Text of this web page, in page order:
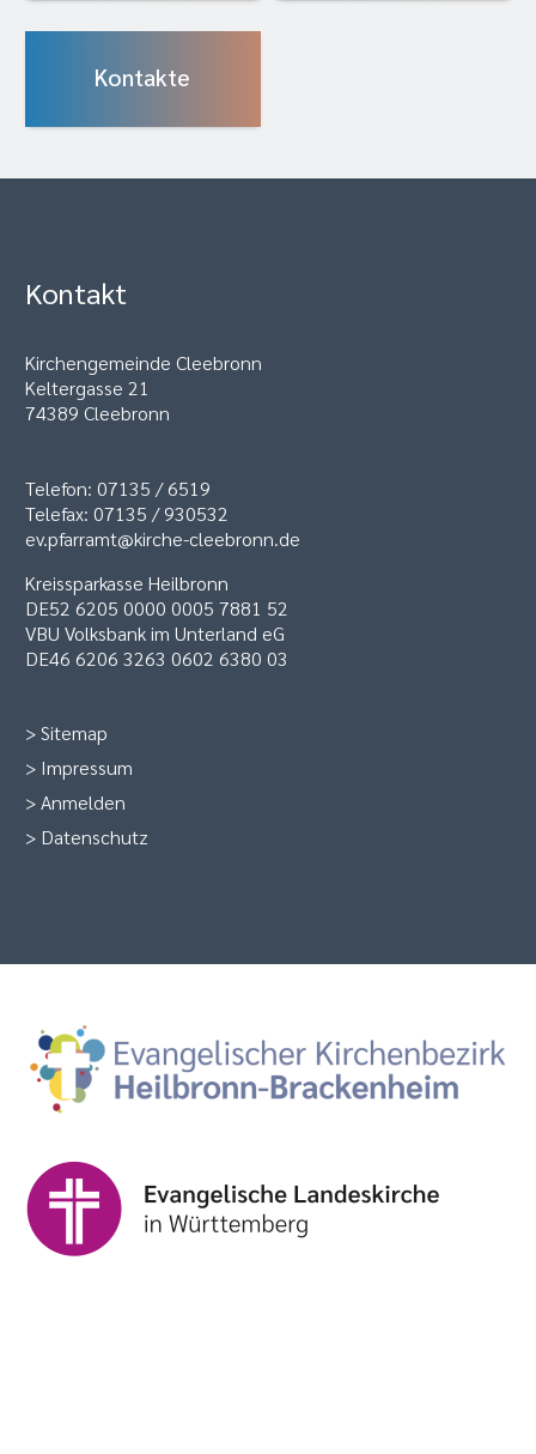
Kontakte
Kontakt
Kirchengemeinde Cleebronn
Keltergasse 21
74389 Cleebronn
Telefon: 07135 / 6519
Telefax: 07135 / 930532
ev.pfarramt@kirche-cleebronn.de
Kreissparkasse Heilbronn
DE52 6205 0000 0005 7881 52
VBU Volksbank im Unterland eG
DE46 6206 3263 0602 6380 03
>Sitemap
> Impressum
>Anmelden
> Datenschutz